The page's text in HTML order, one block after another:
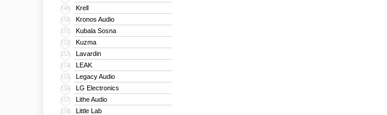
149 Krell
150 Kronos Audio
151 Kubala Sosna
152 Kuzma
153 Lavardin
154 LEAK
155 Legacy Audio
156 LG Electronics
157 Lithe Audio
158 Little Lab